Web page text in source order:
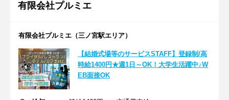
有限会社プルミエ
有限会社プルミエ（三ノ宮駅エリア）
【結婚式場等のサービスSTAFF】登録制/高
時給1400円★週1日～OK！大学生活躍中♪W
EB面接OK